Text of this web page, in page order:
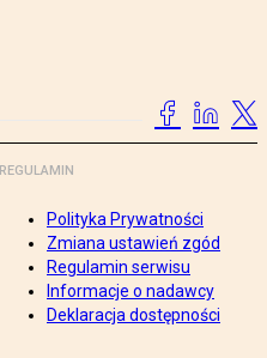
REGULAMIN
Polityka Prywatności
Zmiana ustawień zgód
Regulamin serwisu
Informacje o nadawcy
Deklaracja dostępności